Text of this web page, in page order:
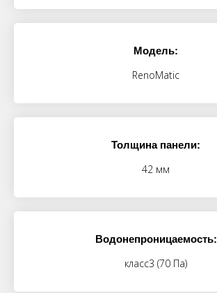
Модель:
RenoMatic
Толщина панели:
42 мм
Водонепроницаемость:
класс3 (70 Па)